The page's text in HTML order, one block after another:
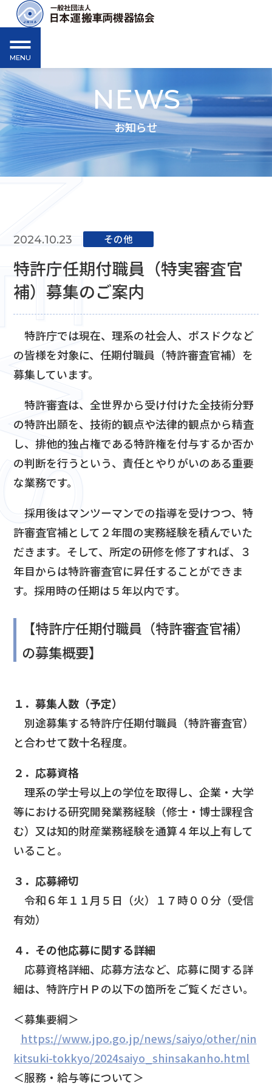
MENU
NEWS
お知らせ
2024.10.23 その他
特許庁任期付職員（特実審査官
補）募集のご案内
特許庁では現在、理系の社会人、ポスドクなど
の皆様を対象に、任期付職員（特許審査官補）を
募集しています。
特許審査は、全世界から受け付けた全技術分野
の特許出願を、技術的観点や法律的観点から精査
し、排他的独占権である特許権を付与するか否か
の判断を行うという、責任とやりがいのある重要
な業務です。
採用後はマンツーマンでの指導を受けつつ、特
許審査官補として２年間の実務経験を積んでいた
だきます。そして、所定の研修を修了すれば、３
年目からは特許審査官に昇任することができま
す。採用時の任期は５年以内です。
【特許庁任期付職員（特許審査官補）
の募集概要】
１．募集人数（予定）
別途募集する特許庁任期付職員（特許審査官）
と合わせて数十名程度。
２．応募資格
理系の学士号以上の学位を取得し、企業・大学
等における研究開発業務経験（修士・博士課程含
む）又は知的財産業務経験を通算４年以上有して
いること。
３．応募締切
令和６年１１月５日（火）１７時００分（受信
有効）
４．その他応募に関する詳細
応募資格詳細、応募方法など、応募に関する詳
細は、特許庁ＨＰの以下の箇所をご覧ください。
＜募集要綱＞
https://www.jpo.go.jp/news/saiyo/other/nin
kitsuki-tokkyo/2024saiyo_shinsakanho.html
＜服務・給与等について＞